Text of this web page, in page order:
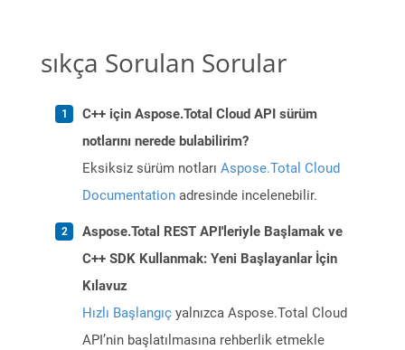
sıkça Sorulan Sorular
C++ için Aspose.Total Cloud API sürüm
notlarını nerede bulabilirim?
Eksiksiz sürüm notları Aspose.Total Cloud
Documentation adresinde incelenebilir.
Aspose.Total REST API'leriyle Başlamak ve
C++ SDK Kullanmak: Yeni Başlayanlar İçin
Kılavuz
Hızlı Başlangıç yalnızca Aspose.Total Cloud
API’nin başlatılmasına rehberlik etmekle